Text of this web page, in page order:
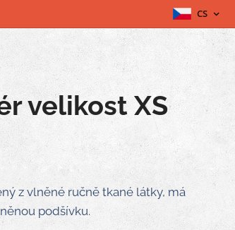
CS
velikost XS
z vlněné ručně tkané látky, má
podšívku.